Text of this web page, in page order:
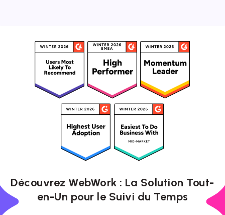
Découvrez WebWork : La Solution Tout-
en-Un pour le Suivi du Temps